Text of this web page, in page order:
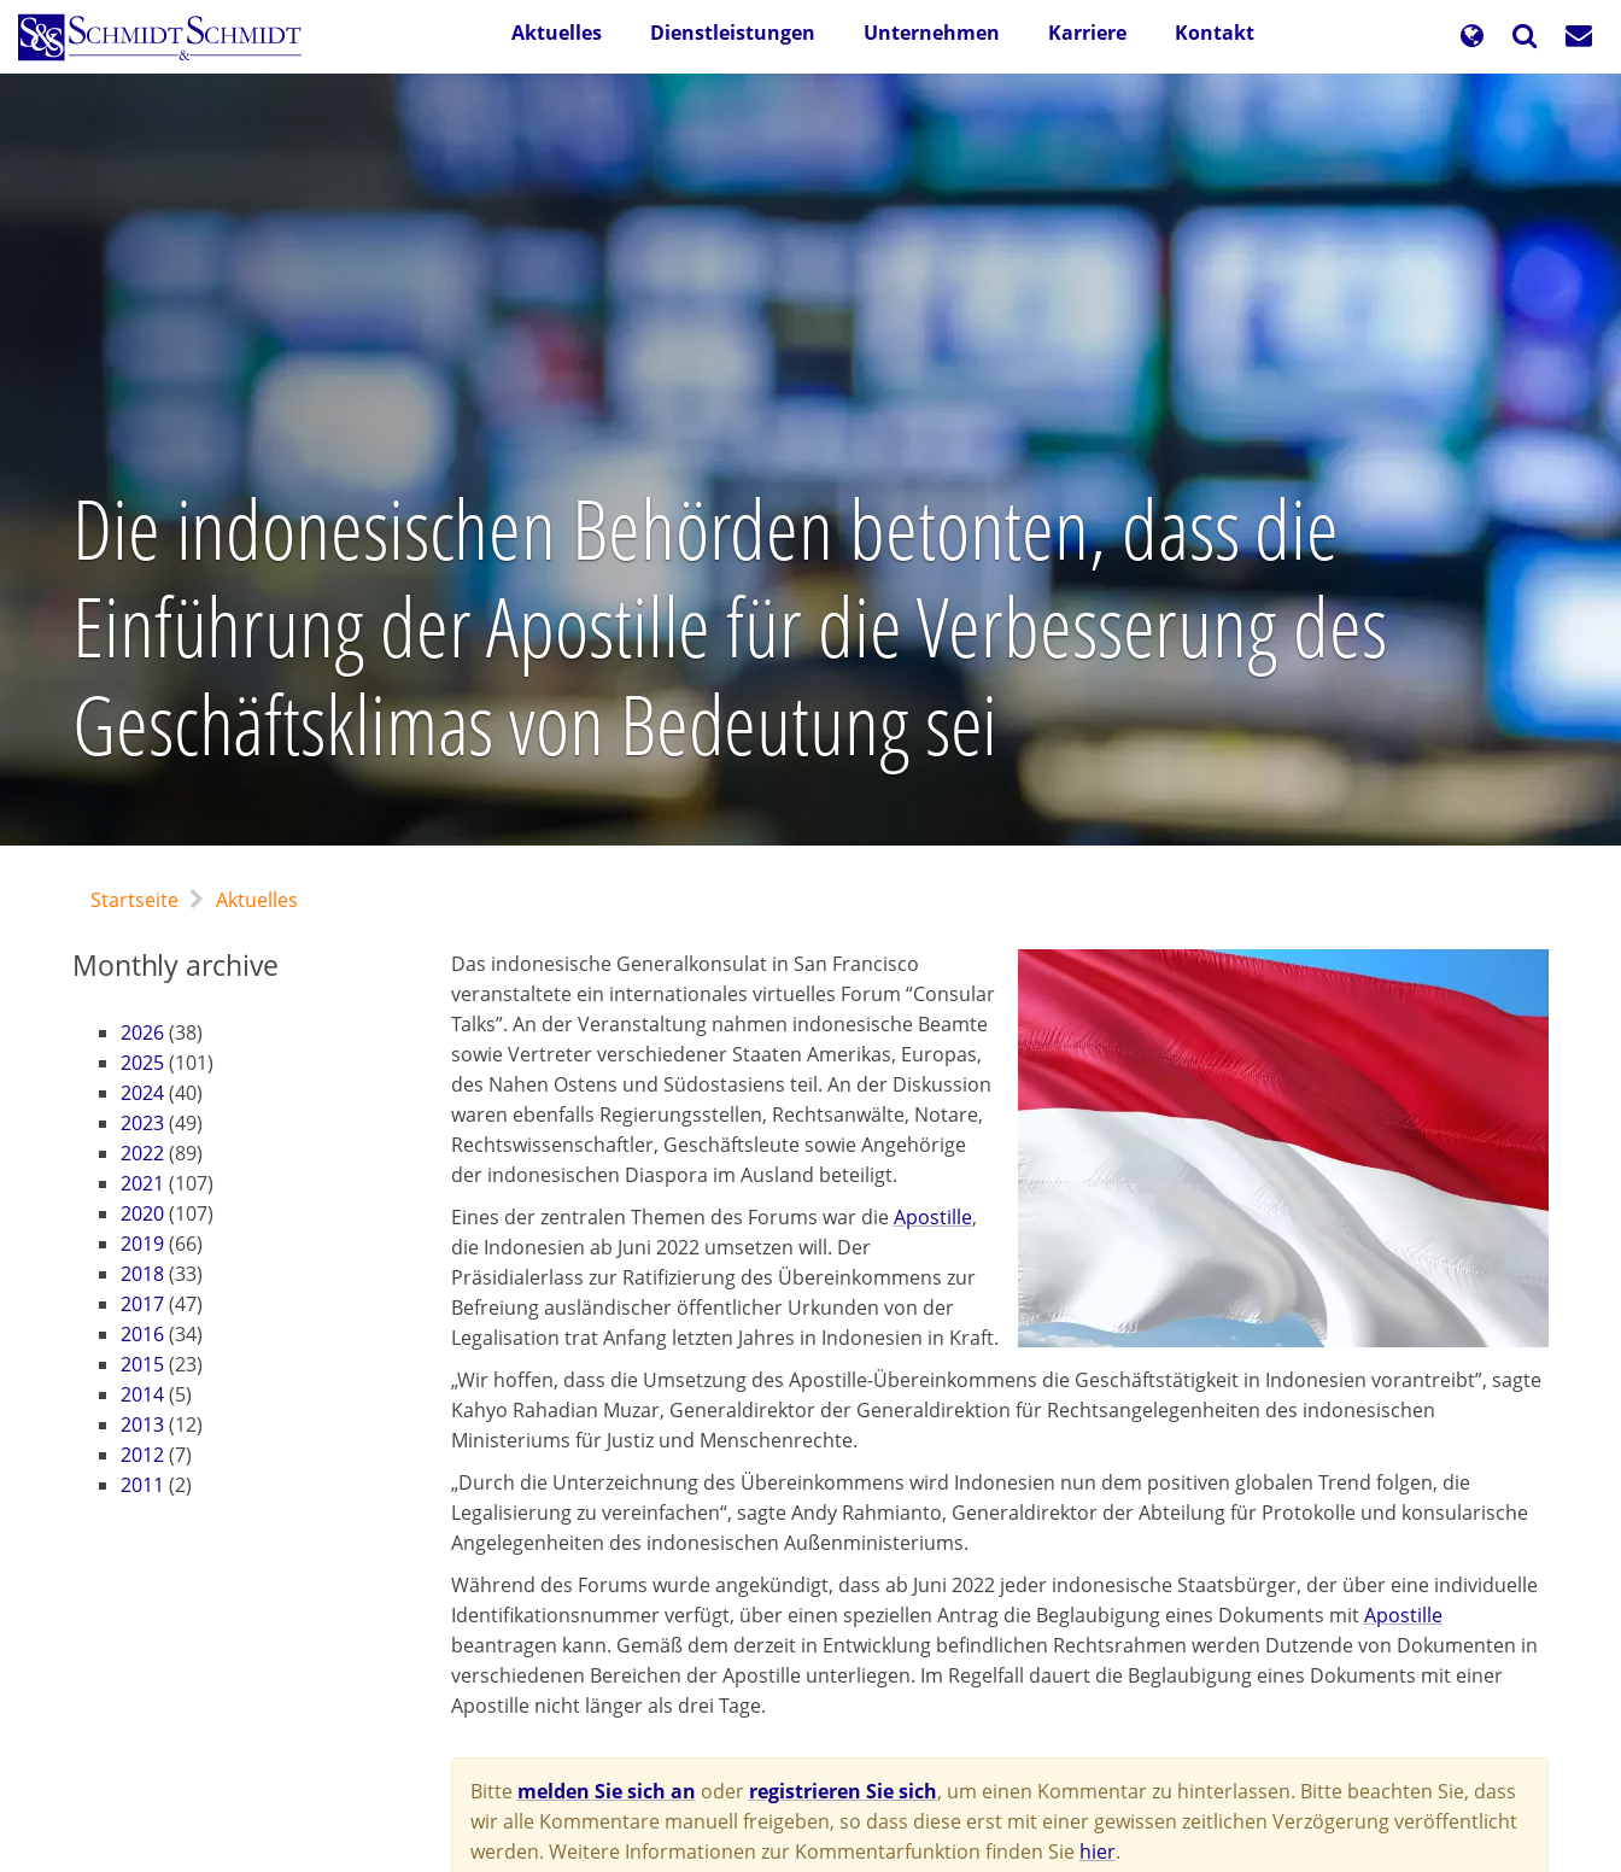
Direkt
zum
Inhalt
Aktuelles Dienstleistungen Unternehmen Karriere Kontakt
Die indonesischen Behörden betonten, dass die
Einführung der Apostille für die Verbesserung des
Geschäftsklimas von Bedeutung sei
Startseite Aktuelles
Monthly archive
2026(38)
2025(101)
2024(40)
2023(49)
2022(89)
2021 (107)
2020(107)
2019(66)
2018(33)
2017(47)
2016(34)
2015(23)
2014(5)
2013(12)
2012(7)
2011 (2)
Das indonesische Generalkonsulat in San Francisco
veranstaltete ein internationales virtuelles Forum “Consular
Talks”. An der Veranstaltung nahmen indonesische Beamte
sowie Vertreter verschiedener Staaten Amerikas, Europas,
des Nahen Ostens und Südostasiens teil. An der Diskussion
waren ebenfalls Regierungsstellen, Rechtsanwälte, Notare,
Rechtswissenschaftler, Geschäftsleute sowie Angehörige
der indonesischen Diaspora im Ausland beteiligt.
Eines der zentralen Themen des Forums war dieApostille,
die Indonesien ab Juni 2022 umsetzen will. Der
Präsidialerlass zur Ratifizierung des Übereinkommens zur
Befreiung ausländischer öffentlicher Urkunden von der
Legalisation trat Anfang letzten Jahres in Indonesien in Kraft.
„Wir hoffen, dass die Umsetzung des Apostille-Übereinkommens die Geschäftstätigkeit in Indonesien vorantreibt”, sagte
Kahyo Rahadian Muzar, Generaldirektor der Generaldirektion für Rechtsangelegenheiten des indonesischen
Ministeriums für Justiz und Menschenrechte.
„Durch die Unterzeichnung des Übereinkommens wird Indonesien nun dem positiven globalen Trend folgen, die
Legalisierung zu vereinfachen“, sagte Andy Rahmianto, Generaldirektor der Abteilung für Protokolle und konsularische
Angelegenheiten des indonesischen Außenministeriums.
Während des Forums wurde angekündigt, dass ab Juni 2022 jeder indonesische Staatsbürger, der über eine individuelle
Identifikationsnummer verfügt, über einen speziellen Antrag die Beglaubigung eines Dokuments mitApostille
beantragen kann. Gemäß dem derzeit in Entwicklung befindlichen Rechtsrahmen werden Dutzende von Dokumenten in
verschiedenen Bereichen der Apostille unterliegen. Im Regelfall dauert die Beglaubigung eines Dokuments mit einer
Apostille nicht länger als drei Tage.
Bitte melden Sie sich an oder registrieren Sie sich, um einen Kommentar zu hinterlassen. Bitte beachten Sie, dass
wir alle Kommentare manuell freigeben, so dass diese erst mit einer gewissen zeitlichen Verzögerung veröffentlicht
werden. Weitere Informationen zur Kommentarfunktion finden Sie hier.